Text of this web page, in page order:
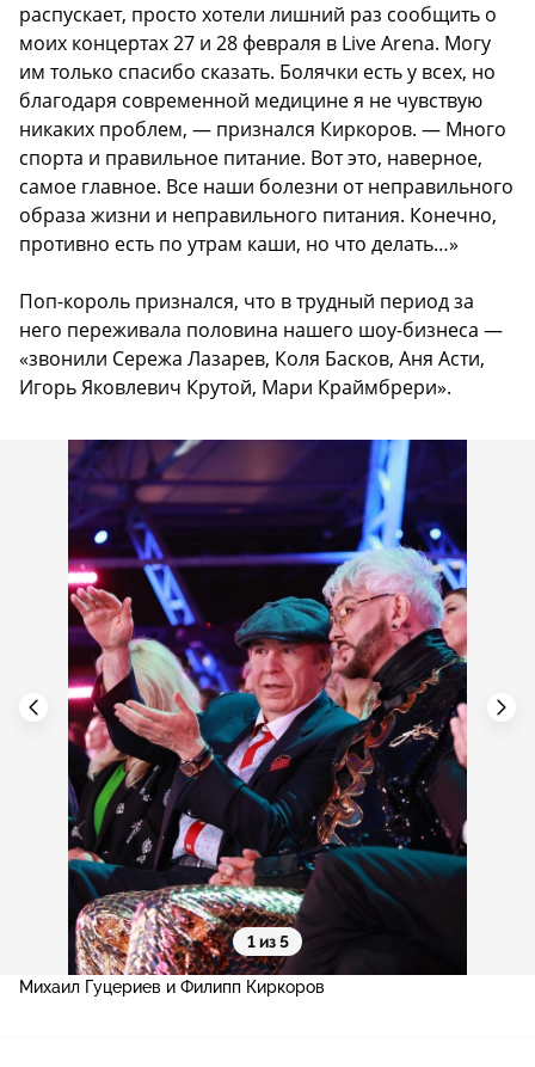
распускает, просто хотели лишний раз сообщить о
моих концертах 27 и 28 февраля в Live Arena. Могу
им только спасибо сказать. Болячки есть у всех, но
благодаря современной медицине я не чувствую
никаких проблем, — признался Киркоров. — Много
спорта и правильное питание. Вот это, наверное,
самое главное. Все наши болезни от неправильного
образа жизни и неправильного питания. Конечно,
противно есть по утрам каши, но что делать…»
Поп-король признался, что в трудный период за
него переживала половина нашего шоу-бизнеса —
«звонили Сережа Лазарев, Коля Басков, Аня Асти,
Игорь Яковлевич Крутой, Мари Краймбрери».
1 из 5
Михаил Гуцериев и Филипп Киркоров